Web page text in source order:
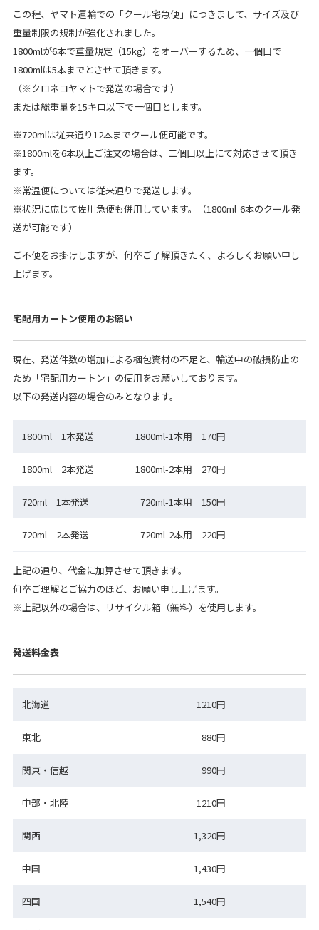
この程、ヤマト運輸での「クール宅急便」につきまして、サイズ及び
重量制限の規制が強化されました。
1800mlが6本で重量規定（15kg）をオーバーするため、一個口で
1800mlは5本までとさせて頂きます。
（※クロネコヤマトで発送の場合です）
または総重量を15キロ以下で一個口とします。
※720mlは従来通り12本までクール便可能です。
※1800mlを6本以上ご注文の場合は、二個口以上にて対応させて頂き
ます。
※常温便については従来通りで発送します。
※状況に応じて佐川急便も併用しています。（1800ml-6本のクール発
送が可能です）
ご不便をお掛けしますが、何卒ご了解頂きたく、よろしくお願い申し
上げます。
宅配用カートン使用のお願い
現在、発送件数の増加による梱包資材の不足と、輸送中の破損防止の
ため「宅配用カートン」の使用をお願いしております。
以下の発送内容の場合のみとなります。
1800ml 1本発送 1800ml-1本用 170円
1800ml 2本発送 1800ml-2本用 270円
720ml 1本発送 720ml-1本用 150円
720ml 2本発送 720ml-2本用 220円
上記の通り、代金に加算させて頂きます。
何卒ご理解とご協力のほど、お願い申し上げます。
※上記以外の場合は、リサイクル箱（無料）を使用します。
発送料金表
北海道 1210円
東北 880円
関東・信越 990円
中部・北陸 1210円
関西 1,320円
中国 1,430円
四国 1,540円